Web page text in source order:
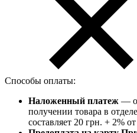
Способы оплаты:
Наложенный платеж —
получении товара в
составляет 20 грн. + 2%